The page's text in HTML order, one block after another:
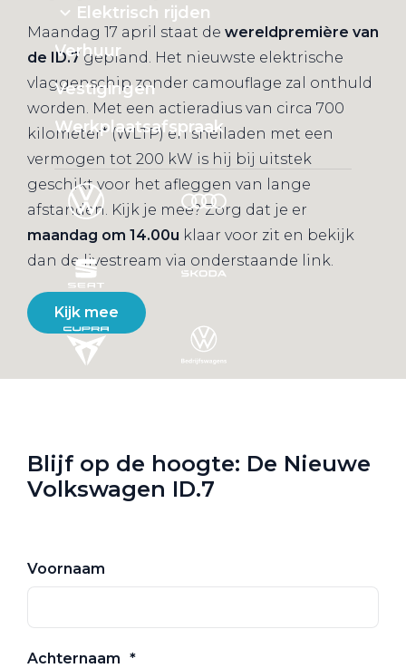
Elektrisch rijden
Verhuur
Vestigingen
Werkplaatsafspraak
Maandag 17 april staat de wereldpremière van
de ID.7 gepland. Het nieuwste elektrische
vlaggenschip zonder camouflage zal onthuld
worden. Met een actieradius van circa 700
kilometer* (WLTP) en snelladen met een
vermogen tot 200 kW is hij bij uitstek
geschikt voor het afleggen van lange
afstanden. Kijk je mee? Zorg dat je er
maandag om 14.00u klaar voor zit en bekijk
dan de livestream via onderstaande link.
Kijk mee
Blijf op de hoogte: De Nieuwe
Volkswagen ID.7
Voornaam
Achternaam